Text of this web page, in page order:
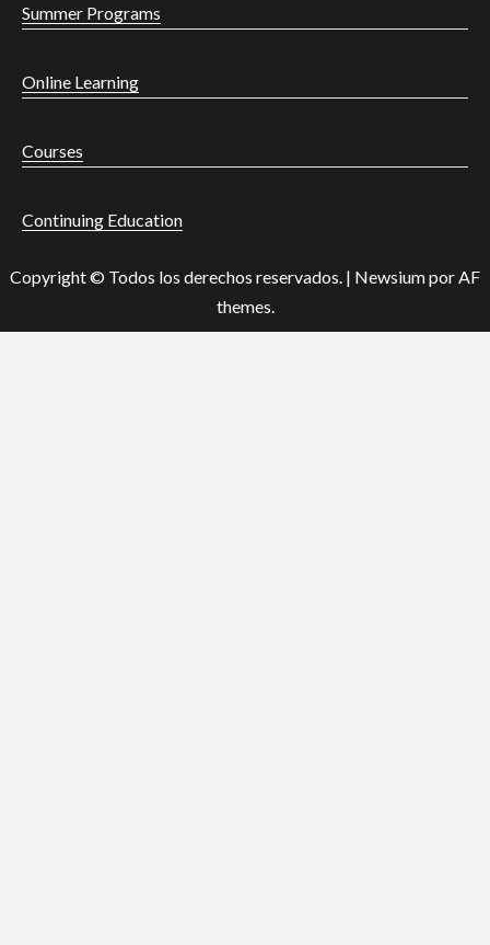
Summer Programs
Online Learning
Courses
Continuing Education
Copyright © Todos los derechos reservados. | Newsiumpor AF
themes.